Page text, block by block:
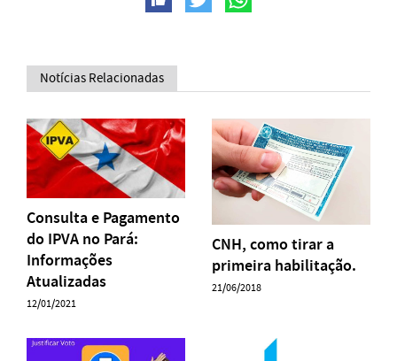
Notícias Relacionadas
Consulta e Pagamento
do IPVA no Pará:
Informações
Atualizadas
12/01/2021
CNH, como tirar a
primeira habilitação.
21/06/2018